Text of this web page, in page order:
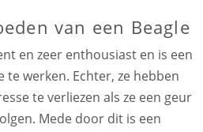
van een Beagle
en zeer enthousiast en is een
te werken. Echter, ze hebben
te verliezen als ze een geur
Mede door dit is een